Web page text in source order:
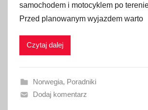
l
i
w
n
o
samochodem i motocyklem po
Przed planowanym wyjazdem warto
Czytaj dalej
Norwegia, Poradniki
Dodaj komentarz